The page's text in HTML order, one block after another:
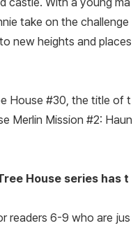
take on the challenge
new heights and places
House #30, the title of t
Merlin Mission #2: Haun
House series has t
readers 6-9 who are jus